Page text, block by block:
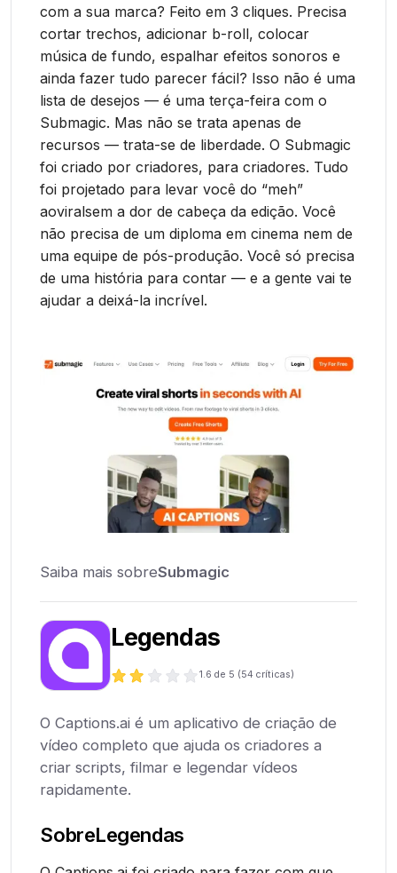
com a sua marca? Feito em 3 cliques. Precisa
cortar trechos, adicionar b-roll, colocar
música de fundo, espalhar efeitos sonoros e
ainda fazer tudo parecer fácil? Isso não é uma
lista de desejos — é uma terça-feira com o
Submagic. Mas não se trata apenas de
recursos — trata-se de liberdade. O Submagic
foi criado por criadores, para criadores. Tudo
foi projetado para levar você do “meh”
aoviralsem a dor de cabeça da edição. Você
não precisa de um diploma em cinema nem de
uma equipe de pós-produção. Você só precisa
de uma história para contar — e a gente vai te
ajudar a deixá-la incrível.
Saiba mais sobreSubmagic
Legendas
1.6 de 5 (54 críticas)
O Captions.ai é um aplicativo de criação de
vídeo completo que ajuda os criadores a
criar scripts, filmar e legendar vídeos
rapidamente.
SobreLegendas